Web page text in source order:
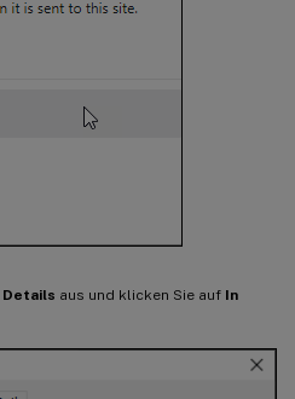
Details aus und klicken Sie auf In